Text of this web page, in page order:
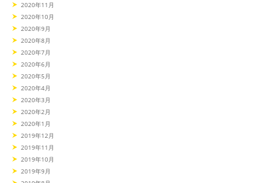
2020年11月
2020年10月
2020年9月
2020年8月
2020年7月
2020年6月
2020年5月
2020年4月
2020年3月
2020年2月
2020年1月
2019年12月
2019年11月
2019年10月
2019年9月